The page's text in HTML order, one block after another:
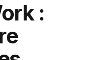
: